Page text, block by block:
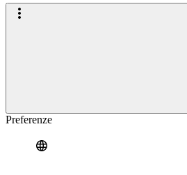
Preferenze